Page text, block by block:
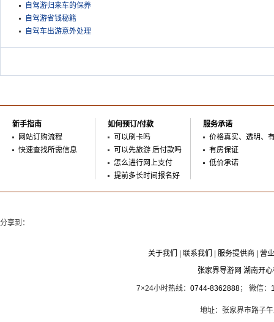
自驾游归来车的保养
自驾游省钱秘籍
自驾车出游意外处理
新手指南
网站订购流程
快速查找所需信息
如何预订/付款
可以刷卡吗
可以先旅游 后付款吗
怎么进行网上支付
提前多长时间报名好
服务承诺
价格真实、透明、
有房保证
低价承诺
分享到：
关于我们 联系我们 服务提供商
营
张家界导游网 湖南开
7×24小时热线： 0744-8362888； 微信：
地址：张家界市路子